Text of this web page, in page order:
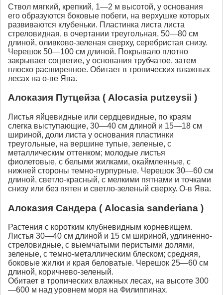
Ствол мягкий, крепкий, 1—2 м высотой, у основания
его образуются боковые побеги, на верхушке которых
развиваются клубеньки. Пластинка листа листа
стреловидная, в очертании треугольная, 50—80 см
длиной, оливково-зеленая сверху, серебристая снизу.
Черешок 50—100 см длиной. Покрывало плотно
закрывает соцветие, у основания трубчатое, затем
плоско расширенное. Обитает в тропических влажных
лесах на о-ве Ява.
Алоказия Путцейза ( Alocasia putzeysii )
Листья яйцевидные или сердцевидные, по краям
слегка выступающие, 30—40 см длиной и 15—18 см
шириной, доли листа у основания пластинки
треугольные, на вершине тупые, зеленые, с
металлическим оттенком; молодые листья
фиолетовые, с белыми жилками, окаймленные, с
нижней стороны темно-пурпурные. Черешок 30—60 см
длиной, светло-красный, с мелкими пятнами и точками
снизу или без пятен и светло-зеленый сверху. О-в Ява.
Алоказия Сандера ( Alocasia sanderiana )
Растения с коротким клубневидным корневищем.
Листья 30—40 см длиной и 15 см шириной, удлиненно-
стреловидные, с выемчатыми перистыми долями,
зеленые, с темно-металлическим блеском; средняя,
боковые жилки и края беловатые. Черешок 25—60 см
длиной, коричнево-зеленый.
Обитает в тропических влажных лесах, на высоте 300
—600 м над уровнем моря на Филиппинах.